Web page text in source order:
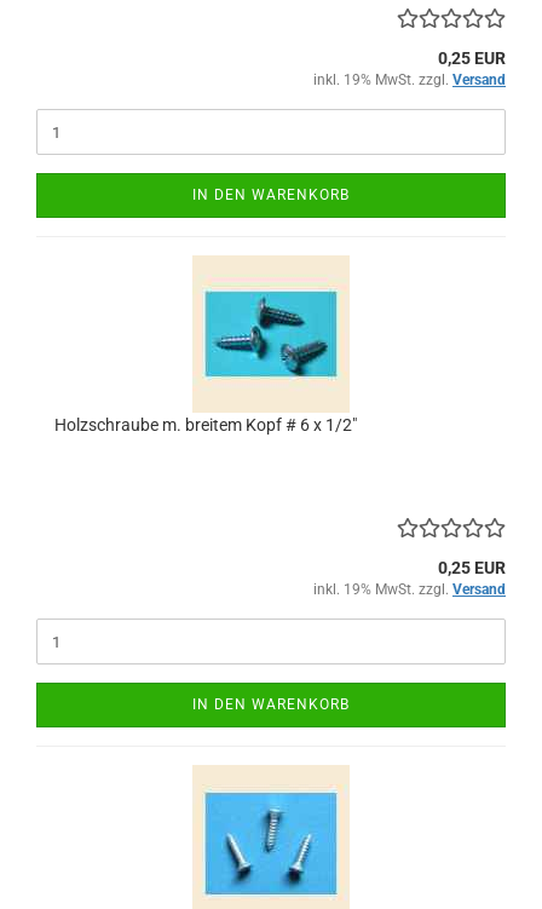
0,25 EUR
inkl. 19% MwSt. zzgl. Versand
IN DEN WARENKORB
Holzschraube m. breitem Kopf # 6 x 1/2"
0,25 EUR
inkl. 19% MwSt. zzgl. Versand
IN DEN WARENKORB